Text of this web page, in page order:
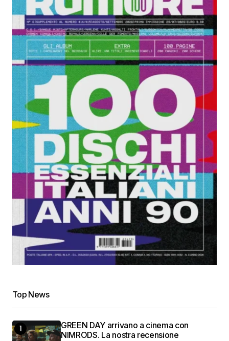
Top News
GREEN DAY arrivano a cinema con
NIMRODS. La nostra recensione